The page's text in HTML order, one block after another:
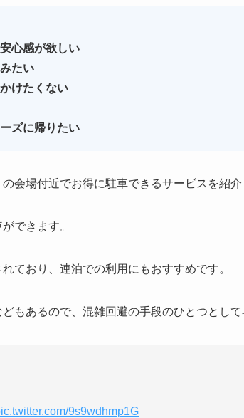
心感が欲しい
たい
けたくない
ズに帰りたい
の会場付近でお得に駐車できるサービスを紹介
できます。
ており、連泊での利用にもおすすめです。
もあるので、混雑回避の手段のひとつとして
9s9wdhmp1G